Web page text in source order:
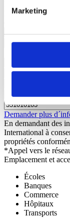
Marketing
Êtes-vous intéressé
Demander plus
En demandant des
International à
propriétés
*Appel vers le
Emplacement et
Écoles
Banques
Commerce
Hôpitaux
Transports